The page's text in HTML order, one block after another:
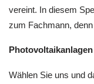
vereint. In diesem
zum Fachmann,
Wählen Sie uns und